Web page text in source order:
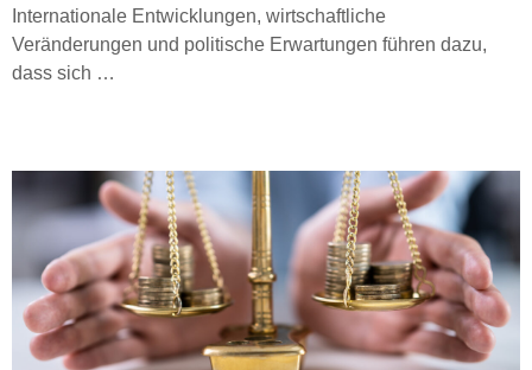
Internationale Entwicklungen, wirtschaftliche
Veränderungen und politische Erwartungen führen dazu,
dass sich …